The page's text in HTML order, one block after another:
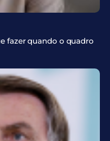
fazer quando o quadro